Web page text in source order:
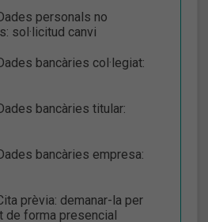
personals no
sol·licitud canvi
bancàries col·legiat:
bancàries titular:
bancàries empresa:
prèvia: demanar-la per
de forma presencial